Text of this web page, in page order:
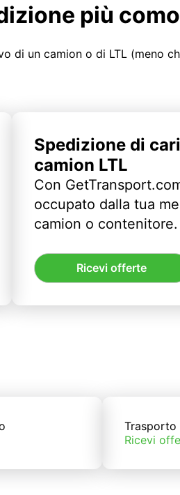
più
di un camion o di LTL (meno
Spedizione di
camion LTL
Con
occupato dalla tua
camion o contenitore.
Ricevi offerte
Trasporto
Ricevi